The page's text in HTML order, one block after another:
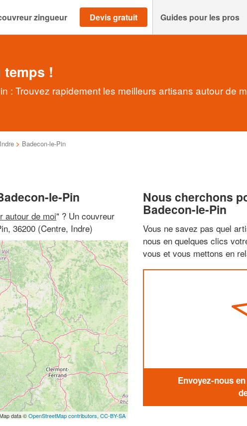
zingueur Devis gratuit Guides pour les pros
!
: Trouvez rapidement les meilleurs artisans autour de
Indre > Badecon-le-Pin
le-Pin
autour de moi" ? Un couvreur
36200 (Centre, Indre)
data ©OpenStreetMap contributors, CC-BY-SA
Nous cherchons
Badecon-le-Pin
Vous ne savez pas quel
nous en quelques clics
vous et vous mettons en
Envoyez-nous